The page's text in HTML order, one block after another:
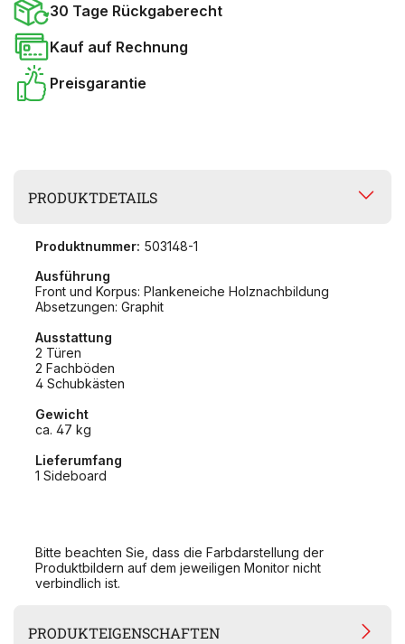
30 Tage Rückgaberecht
Kauf auf Rechnung
Preisgarantie
PRODUKTDETAILS
Produktnummer: 503148-1
Ausführung
Front und Korpus: Plankeneiche Holznachbildung
Absetzungen: Graphit
Ausstattung
2 Türen
2 Fachböden
4 Schubkästen
Gewicht
ca. 47 kg
Lieferumfang
1 Sideboard
Bitte beachten Sie, dass die Farbdarstellung der
Produktbildern auf dem jeweiligen Monitor nicht
verbindlich ist.
PRODUKTEIGENSCHAFTEN